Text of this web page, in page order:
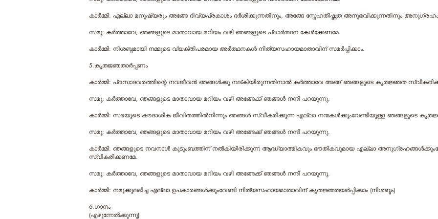
കാര്‍മ്മി: എല്ലാ മനുഷ്യരും അങ്ങേ ദിവ്യപ്രകാശം ദര്‍ശിക്കുന്നതിനും, അങ്ങേ സ്നേഹതീഷ്ണത അനുഭവിക്കുന്നതിനും
സമൂ: കര്‍ത്താവേ, ഞങ്ങളുടെ മാതാവായ മറിയം വഴി ഞങ്ങളുടെ പ്രാര്‍ത്ഥന കേള്‍ക്കേണമേ.
കാര്‍മ്മി: നിശബ്ദമായി നമ്മുടെ വ്യക്തിപരമായ അര്‍ത്ഥനകള്‍ നിത്യസഹായമാതാവിന് സമര്‍പ്പിക്കാം.
5.കൃതജഞതാർപ്പണം
കാര്‍മ്മി: പ്രസാദവരത്തിന്റെ നവജീവന്‍ ഞങ്ങള്‍ക്കു നല്കിയിരുന്നതിനാല്‍ കര്‍ത്താവേ അങ്ങ് ഞങ്ങളുടെ കൃതജ്ഞത
സമൂ: കര്‍ത്താവേ, ഞങ്ങളുടെ മാതാവായ മറിയം വഴി അങ്ങേക്ക് ഞങ്ങള്‍ നന്ദി പറയുന്നു.
കാര്‍മ്മി: സഭയുടെ കൗദാശീക ജീവിതത്തില്‍നിന്നും ഞങ്ങള്‍ സ്വീകരിക്കുന്ന എല്ലാ നന്മകള്‍ക്കുംവേണ്ടിയുള്ള ഞങ്ങളുടെ
സമൂ: കര്‍ത്താവേ, ഞങ്ങളുടെ മാതാവായ മറിയം വഴി അങ്ങേക്ക് ഞങ്ങള്‍ നന്ദി പറയുന്നു.
കാര്‍മ്മി: ഞങ്ങളുടെ നവനാള്‍ കുടുംബത്തിന് നല്‍കിയിരിക്കുന്ന ആദ്ധ്യാത്മികവും ഭൗതികവുമായ എല്ലാ
സ്വീകരിക്കണമേ.
സമൂ: കര്‍ത്താവേ, ഞങ്ങളുടെ മാതാവായ മറിയം വഴി അങ്ങേക്ക് ഞങ്ങള്‍ നന്ദി പറയുന്നു.
കാര്‍മ്മി: നമുക്കുലഭിച്ച എല്ലാ ഉപകാരങ്ങള്‍ക്കുംവേണ്ടി നിത്യസഹായമാതാവിന് കൃതജ്ഞതയര്‍പ്പിക്കാം (നിശബ്ദം)
6.ഗാനം
(എഴുന്നേല്‍ക്കുന്നു)